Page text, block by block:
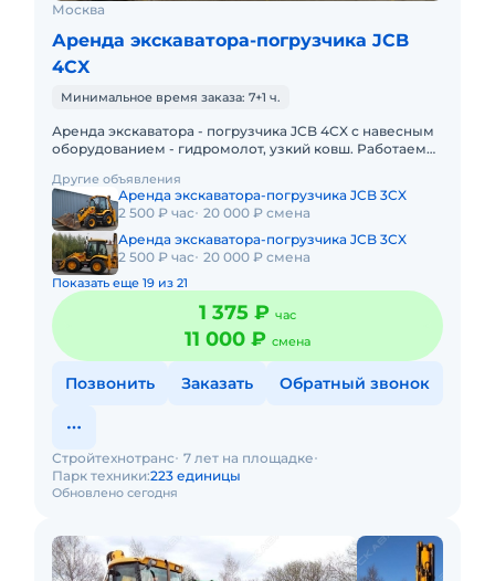
Москва
Аренда экскаватора-погрузчика JCB
4CX
Минимальное время заказа: 7+1 ч.
Аренда экскаватора - погрузчика JCB 4CX с навесным
оборудованием - гидромолот, узкий ковш. Работаем
докум
Другие объявления
Аренда экскаватора-погрузчика JCB 3CX
2 500 ₽ час 20 000 ₽ смена
Аренда экскаватора-погрузчика JCB 3CX
2 500 ₽ час 20 000 ₽ смена
Показать еще 19 из 21
1 375 ₽ час
11 000 ₽ смена
Позвонить Заказать Обратный звонок
Обновлено сегодня
Стройтехнотранс 7 лет на площадке
Парк техники:223 единицы